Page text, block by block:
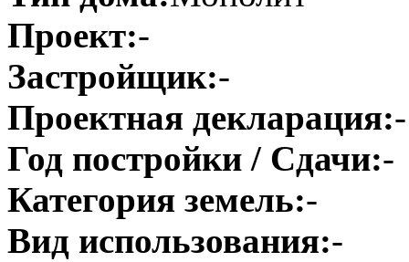
Проект:-
Застройщик:-
Проектная декларация:-
Год постройки / Сдачи:-
Категория земель:-
Вид использования:-